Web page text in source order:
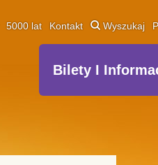
5000 lat Kontakt Wyszukaj
Bilety I